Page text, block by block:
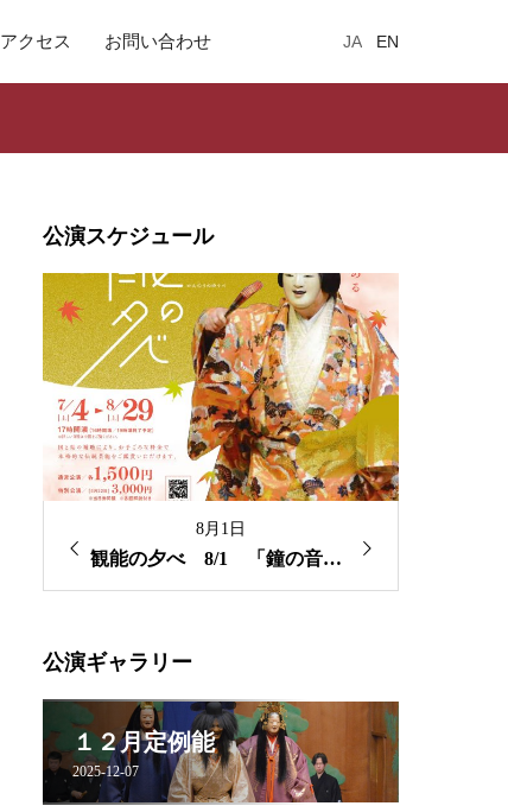
アクセス お問い合わせ JA EN
公演スケジュール
8月1日
観能の夕べ 8/1 「鐘の音」「岩船」
公演ギャラリー
１２月定例能
2025-12-07